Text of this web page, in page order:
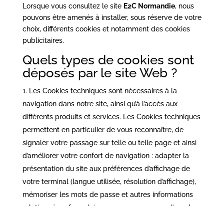
Lorsque vous consultez le site E2C Normandie, nous
pouvons être amenés à installer, sous réserve de votre
choix, différents cookies et notamment des cookies
publicitaires.
Quels types de cookies sont
déposés par le site Web ?
Les Cookies techniques sont nécessaires à la
navigation dans notre site, ainsi qu’à l’accès aux
différents produits et services. Les Cookies techniques
permettent en particulier de vous reconnaître, de
signaler votre passage sur telle ou telle page et ainsi
d’améliorer votre confort de navigation : adapter la
présentation du site aux préférences d’affichage de
votre terminal (langue utilisée, résolution d’affichage),
mémoriser les mots de passe et autres informations